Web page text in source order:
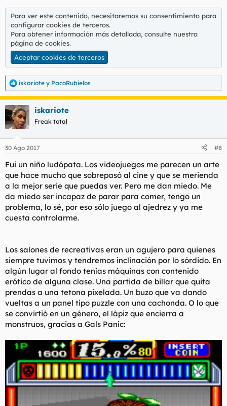
Para ver este contenido, necesitaremos su consentimiento para
configurar cookies de terceros.
Para obtener información más detallada, consulte nuestra
página de cookies.
Aceptar cookies de terceros
R
e
a
c
c
i
e
:
iskariote y PacoRubielos
iskariote
Freak total
30 Ago 2017 #8
Fui un niño ludópata. Los videojuegos me parecen un arte
que hace mucho que sobrepasó al cine y que se merienda
a la mejor serie que puedas ver. Pero me dan miedo. Me
da miedo ser incapaz de parar para comer, tengo un
problema, lo sé, por eso sólo juego al ajedrez y ya me
cuesta controlarme.
Los salones de recreativas eran un agujero para quienes
siempre tuvimos y tendremos inclinación por lo sórdido. En
algún lugar al fondo tenías máquinas con contenido
erótico de alguna clase. Una partida de billar que quita
prendas a una tetona pixelada. Un buzo que va dando
vueltas a un panel tipo puzzle con una cachonda. O lo que
se convirtió en un género, el lápiz que encierra a
monstruos, gracias a Gals Panic: